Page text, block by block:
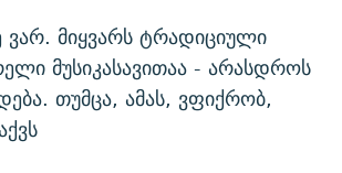
ვარ. მიყვარს ტრადიციული
მუსიკასავითაა - არასდროს
თუმცა, ამას, ვფიქრობ,